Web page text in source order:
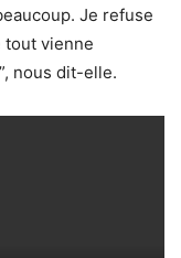
Je refuse
tout vienne
nous dit-elle.